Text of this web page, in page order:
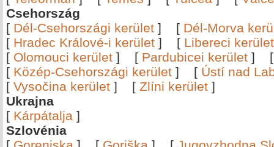
Csehország
[ Dél-Csehországi kerület ] [ Dél-Morva
[ Hradec Králové-i kerület ] [ Libereci kerület
[ Olomouci kerület ] [ Pardubicei kerület ]
[ Közép-Csehországi kerület ] [ Ústí nad
[ Vysočina kerület ] [ Zlíni kerület ]
Ukrajna
[ Kárpátalja ]
Szlovénia